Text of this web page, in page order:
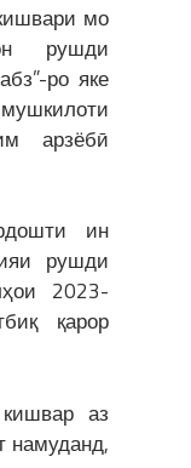
мо
рушди
ро яке
арзёбӣ
ин
рушди
2023-
қарор
аз
намуданд,